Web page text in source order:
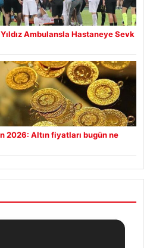
Ambulansla Hastaneye Sevk
2026: Altın fiyatları bugün ne